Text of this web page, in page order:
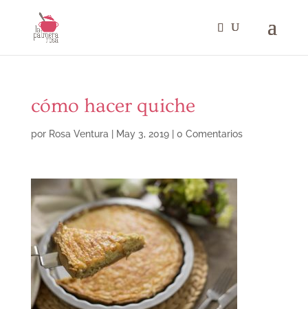
cómo hacer quiche
por Rosa Ventura May 3, 2019| 0 Comentarios